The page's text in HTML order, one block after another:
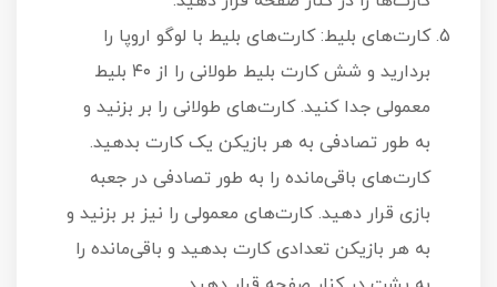
کارت‌های بلیط: کارت‌های بلیط با لوگو اروپا را
بردارید و شش کارت بلیط طولانی را از ۴۰ بلیط
معمولی جدا کنید. کارت‌های طولانی را بر بزنید و
به طور تصادفی به هر بازیکن یک کارت بدهید.
کارت‌های باقی‌مانده را به طور تصادفی در جعبه
بازی قرار دهید. کارت‌های معمولی را نیز بر بزنید و
به هر بازیکن تعدادی کارت بدهید و باقی‌مانده را